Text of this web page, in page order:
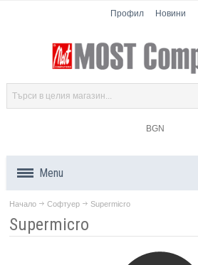
Профил Новини
BGN
Menu
Продукти
Начало Софтуер Supermicro
Supermicro